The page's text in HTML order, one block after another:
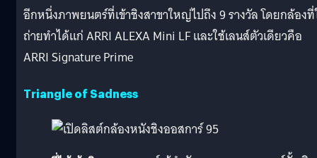
อีกหนึ่งภาพยนตร์ที่เข้าชิงสาขาใหญ่ไปถึง 9 รางวัล โดยกล้อง
ถ่ายทำได้แก่ ARRI ALEXA Mini LF และใช้เลนส์ตัวเดียวคือ
ARRI Signature Prime
Triangle of Sadness